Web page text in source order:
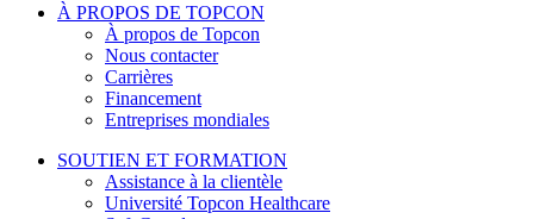
À PROPOS DE TOPCON
À propos de Topcon
Nous contacter
Carrières
Financement
Entreprises mondiales
SOUTIEN ET FORMATION
Assistance à la clientèle
Université Topcon Healthcare